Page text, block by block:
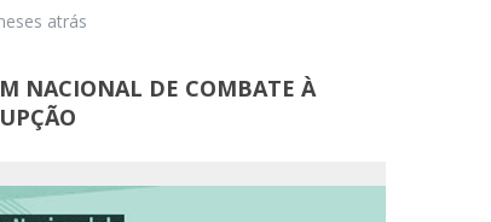
atrás
NACIONAL DE COMBATE À